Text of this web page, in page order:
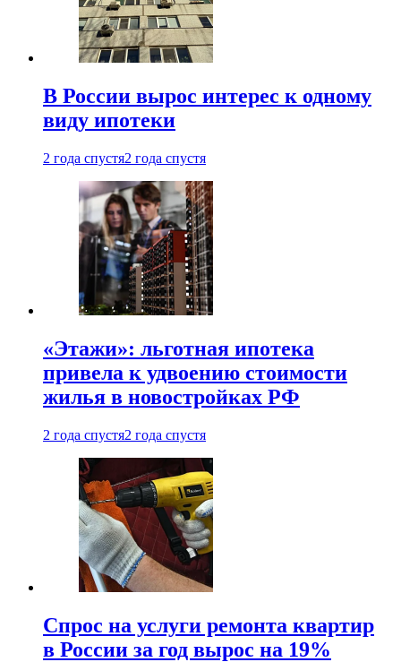
В России вырос интерес к одному
виду ипотеки
2 года спустя2 года спустя
«Этажи»: льготная ипотека
привела к удвоению стоимости
жилья в новостройках РФ
2 года спустя2 года спустя
Спрос на услуги ремонта квартир
в России за год вырос на 19%